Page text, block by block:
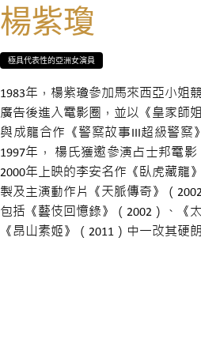
楊紫瓊
極具代表性的亞洲女演員
1983年，楊紫瓊參加馬來西亞小姐
廣告後進入電影圈，並以《皇家師
與成龍合作《警察故事III超級警察
1997年， 楊氏獲邀參演占士邦電
2000年上映的李安名作《臥虎藏龍
製及主演動作片《天脈傳奇》（
包括《藝伎回憶錄》（2002）、《
《昂山素姬》（2011）中一改其硬